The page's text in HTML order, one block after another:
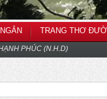
TRANG THƠ
PHÚC (N.H.D)